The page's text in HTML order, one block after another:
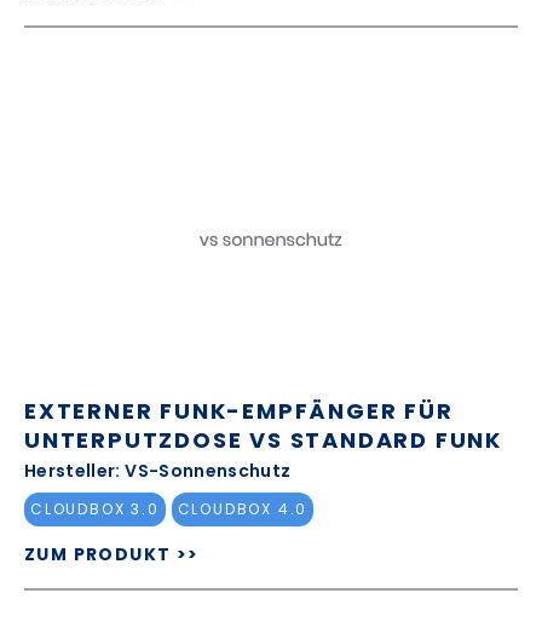
EXTERNER FUNK-EMPFÄNGER FÜR
UNTERPUTZDOSE VS STANDARD FUNK
Hersteller: VS-Sonnenschutz
CLOUDBOX 3.0 CLOUDBOX 4.0
ZUM PRODUKT >>